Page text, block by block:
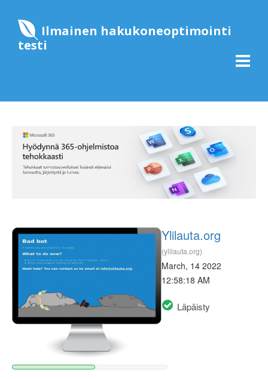
Ilmainen hakukoneoptimointi
testi
Ylilauta.org
(ylilauta.org)
March, 14 2022
12:58:18 AM
Läpäisty